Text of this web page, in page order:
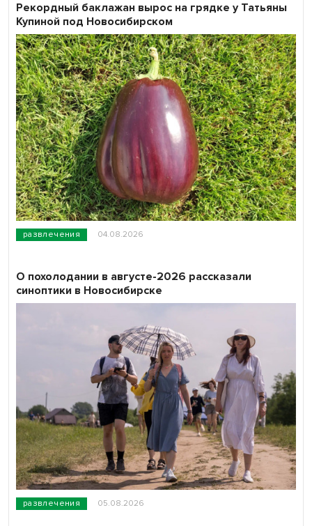
развлечения 04.08.2026
Рекордный баклажан вырос на грядке у Татьяны
Купиной под Новосибирском
развлечения 05.08.2026
О похолодании в августе-2026 рассказали
синоптики в Новосибирске